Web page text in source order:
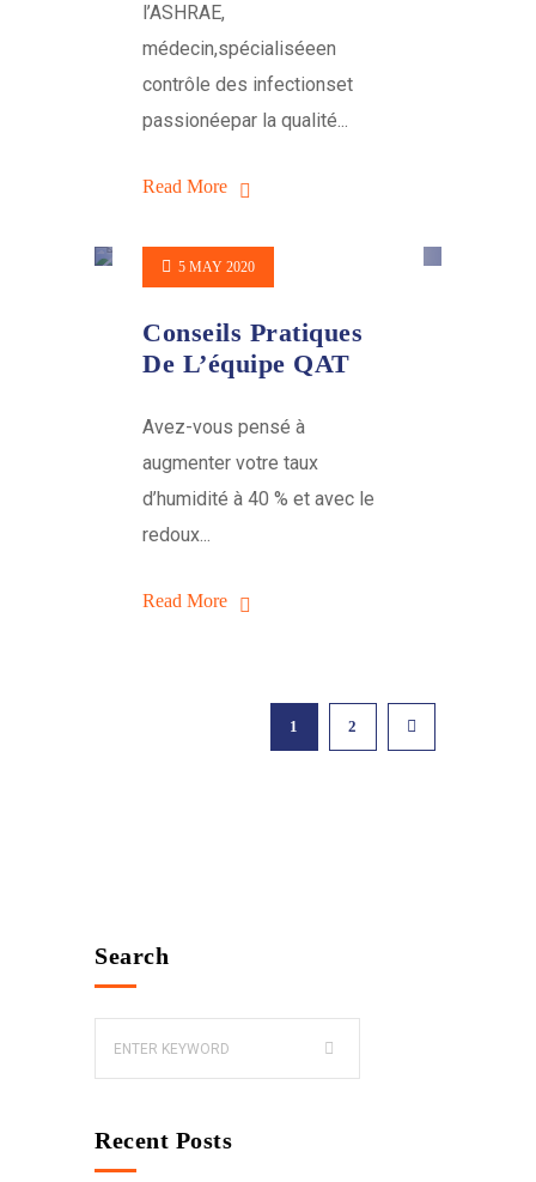
Search
Recent Posts
l’ASHRAE,
médecin,spécialiséeen
contrôle des infectionset
passionéepar la qualité...
Read More
5 MAY 2020
Conseils Pratiques
De L’équipe QAT
Avez-vous pensé à
augmenter votre taux
d’humidité à 40 % et avec le
redoux...
Read More
1 2